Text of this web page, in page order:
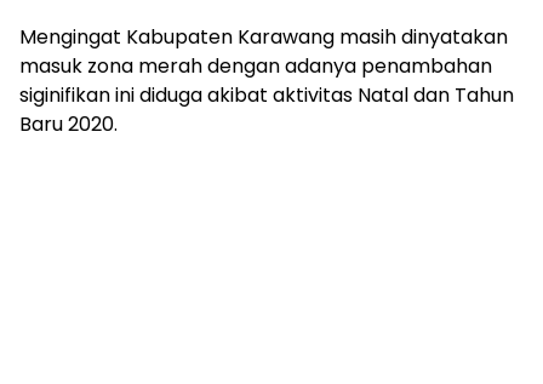
Mengingat Kabupaten Karawang masih dinyatakan
masuk zona merah dengan adanya penambahan
siginifikan ini diduga akibat aktivitas Natal dan Tahun
Baru 2020.